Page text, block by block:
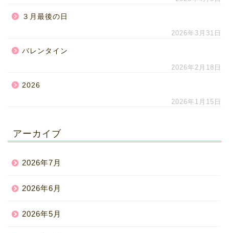
３月最後の日
2026年3月31日
バレンタイン
2026年2月18日
2026
2026年1月15日
アーカイブ
2026年7月
2026年6月
2026年5月